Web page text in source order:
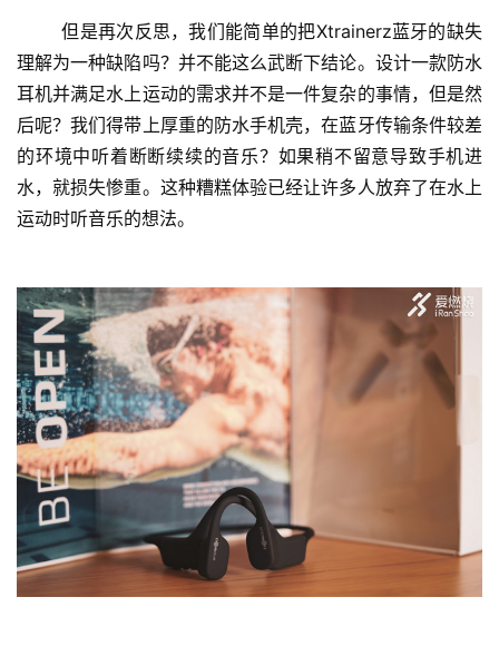
比
赛
装
备
训
练
视
频
	但是再次反思，我们能简单的把Xtrainerz蓝牙的缺失
理解为一种缺陷吗？并不能这么武断下结论。设计一款防水
耳机并满足水上运动的需求并不是一件复杂的事情，但是然
后呢？我们得带上厚重的防水手机壳，在蓝牙传输条件较差
的环境中听着断断续续的音乐？如果稍不留意导致手机进
水，就损失惨重。这种糟糕体验已经让许多人放弃了在水上
运动时听音乐的想法。